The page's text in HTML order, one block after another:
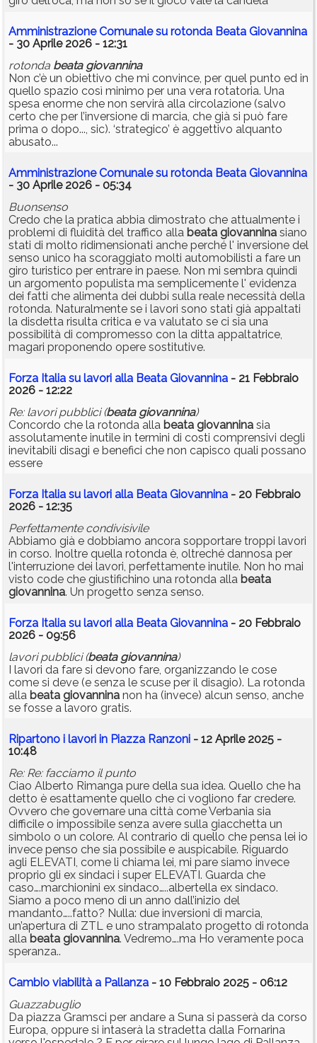
Amministrazione Comunale su rotonda Beata Giovannina
- 30 Aprile 2026 - 12:31
rotonda beata giovannina
Non c’è un obiettivo che mi convince, per quel punto ed in
quello spazio così minimo per una vera rotatoria. Una
spesa enorme che non servirà alla circolazione (salvo
certo che per l’inversione di marcia, che già si può fare
prima o dopo..., sic). ‘strategico’ è aggettivo alquanto
abusato...
Amministrazione Comunale su rotonda Beata Giovannina
- 30 Aprile 2026 - 05:34
Buonsenso
Credo che la pratica abbia dimostrato che attualmente i
problemi di fluidità del traffico alla beata giovannina siano
stati di molto ridimensionati anche perché l' inversione del
senso unico ha scoraggiato molti automobilisti a fare un
giro turistico per entrare in paese. Non mi sembra quindi
un argomento populista ma semplicemente l' evidenza
dei fatti che alimenta dei dubbi sulla reale necessità della
rotonda. Naturalmente se i lavori sono stati già appaltati
la disdetta risulta critica e va valutato se ci sia una
possibilità di compromesso con la ditta appaltatrice,
magari proponendo opere sostitutive.
Forza Italia su lavori alla Beata Giovannina - 21 Febbraio
2026 - 12:22
Re: lavori pubblici (beata giovannina)
Concordo che la rotonda alla beata giovannina sia
assolutamente inutile in termini di costi comprensivi degli
inevitabili disagi e benefici che non capisco quali possano
essere
Forza Italia su lavori alla Beata Giovannina - 20 Febbraio
2026 - 12:35
Perfettamente condivisivile
Abbiamo già e dobbiamo ancora sopportare troppi lavori
in corso. Inoltre quella rotonda è, oltreché dannosa per
l'interruzione dei lavori, perfettamente inutile. Non ho mai
visto code che giustifichino una rotonda alla beata
giovannina. Un progetto senza senso.
Forza Italia su lavori alla Beata Giovannina - 20 Febbraio
2026 - 09:56
lavori pubblici (beata giovannina)
I lavori da fare si devono fare, organizzando le cose
come si deve (e senza le scuse per il disagio). La rotonda
alla beata giovannina non ha (invece) alcun senso, anche
se fosse a lavoro gratis.
Ripartono i lavori in Piazza Ranzoni - 12 Aprile 2025 -
10:48
Re: Re: facciamo il punto
Ciao Alberto Rimanga pure della sua idea. Quello che ha
detto è esattamente quello che ci vogliono far credere.
Ovvero che governare una città come Verbania sia
difficile o impossibile senza avere sulla giacchetta un
simbolo o un colore. Al contrario di quello che pensa lei io
invece penso che sia possibile e auspicabile. Riguardo
agli ELEVATI, come li chiama lei, mi pare siamo invece
proprio gli ex sindaci i super ELEVATI. Guarda che
caso….marchionini ex sindaco…..albertella ex sindaco.
Siamo a poco meno di un anno dall’inizio del
mandanto…..fatto? Nulla: due inversioni di marcia,
un’apertura di ZTL e uno strampalato progetto di rotonda
alla beata giovannina. Vedremo….ma Ho veramente poca
speranza..
Cambio viabilità a Pallanza - 10 Febbraio 2025 - 06:12
Guazzabuglio
Da piazza Gramsci per andare a Suna si passerà da corso
Europa, oppure si intaserà la stradetta dalla Fornarina